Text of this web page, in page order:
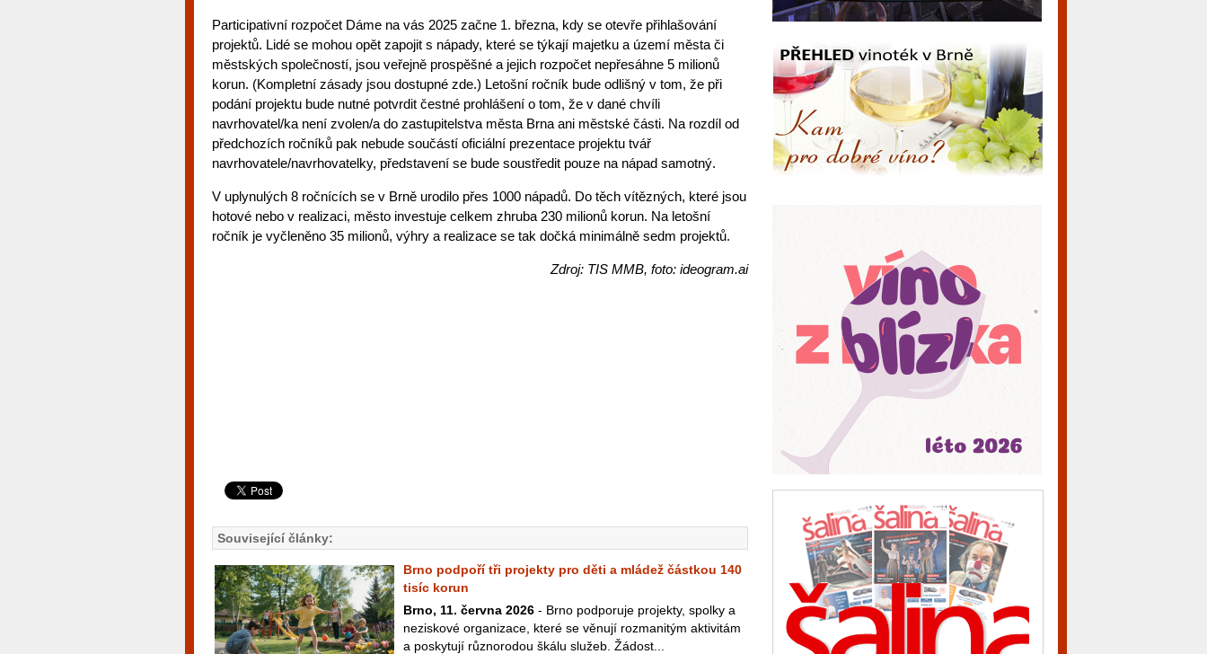
Participativní rozpočet Dáme na vás 2025 začne 1. března, kdy se otevře přihlašování
projektů. Lidé se mohou opět zapojit s nápady, které se týkají majetku a území města či
městských společností, jsou veřejně prospěšné a jejich rozpočet nepřesáhne 5 milionů
korun. (Kompletní zásady jsou dostupné zde.) Letošní ročník bude odlišný v tom, že při
podání projektu bude nutné potvrdit čestné prohlášení o tom, že v dané chvíli
navrhovatel/ka není zvolen/a do zastupitelstva města Brna ani městské části. Na rozdíl od
předchozích ročníků pak nebude součástí oficiální prezentace projektu tvář
navrhovatele/navrhovatelky, představení se bude soustředit pouze na nápad samotný.
V uplynulých 8 ročnících se v Brně urodilo přes 1000 nápadů. Do těch vítězných, které jsou
hotové nebo v realizaci, město investuje celkem zhruba 230 milionů korun. Na letošní
ročník je vyčleněno 35 milionů, výhry a realizace se tak dočká minimálně sedm projektů.
Zdroj: TIS MMB, foto: ideogram.ai
Související články:
Brno podpoří tři projekty pro děti a mládež částkou 140
tisíc korun
Brno, 11. června 2026 - Brno podporuje projekty, spolky a
neziskové organizace, které se věnují rozmanitým aktivitám
a poskytují různorodou škálu služeb. Žádost...